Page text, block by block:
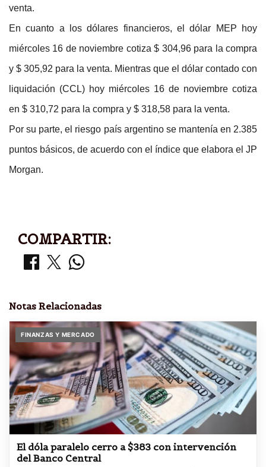
venta.
En cuanto a los dólares financieros, el dólar MEP hoy
miércoles 16 de noviembre cotiza $ 304,96 para la compra
y $ 305,92 para la venta. Mientras que el dólar contado con
liquidación (CCL) hoy miércoles 16 de noviembre cotiza
en $ 310,72 para la compra y $ 318,58 para la venta.
Por su parte, el riesgo país argentino se mantenía en 2.385
puntos básicos, de acuerdo con el índice que elabora el JP
Morgan.
COMPARTIR:
Notas Relacionadas
FINANZAS Y MERCADO
El dóla paralelo cerro a $383 con intervención
del Banco Central